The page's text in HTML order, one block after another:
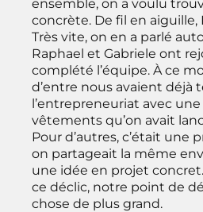
ensemble, on a voulu
concrète. De fil en aiguille,
Très vite, on en a parlé
Raphael et Gabriele ont
complété l’équipe. À ce
d’entre nous avaient déjà
l’entrepreneuriat avec
vêtements qu’on avait
Pour d’autres, c’était une
on partageait la même
une idée en projet
ce déclic, notre point de
chose de plus grand.